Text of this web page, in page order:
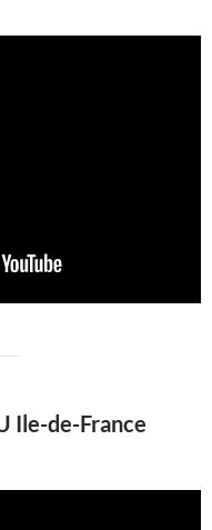
Ile-de-France